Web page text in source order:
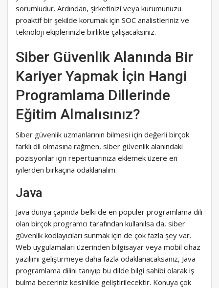
sorumludur. Ardından, şirketinizi veya kurumunuzu
proaktif bir şekilde korumak için SOC analistleriniz ve
teknoloji ekiplerinizle birlikte çalışacaksınız.
Siber Güvenlik Alanında Bir
Kariyer Yapmak İçin Hangi
Programlama Dillerinde
Eğitim Almalısınız?
Siber güvenlik uzmanlarının bilmesi için değerli birçok
farklı dil olmasına rağmen, siber güvenlik alanındaki
pozisyonlar için repertuarınıza eklemek üzere en
iyilerden birkaçına odaklanalım:
Java
Java dünya çapında belki de en popüler programlama dili
olan birçok programcı tarafından kullanılsa da, siber
güvenlik kodlayıcıları sunmak için de çok fazla şey var.
Web uygulamaları üzerinden bilgisayar veya mobil cihaz
yazılımı geliştirmeye daha fazla odaklanacaksanız, Java
programlama dilini tanıyıp bu dilde bilgi sahibi olarak iş
bulma beceriniz kesinlikle geliştirilecektir. Konuya çok